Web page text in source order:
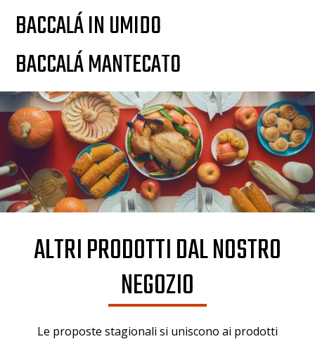
BACCALÁ IN UMIDO
BACCALÁ MANTECATO
ALTRI PRODOTTI DAL NOSTRO
NEGOZIO
Le proposte stagionali si uniscono ai prodotti